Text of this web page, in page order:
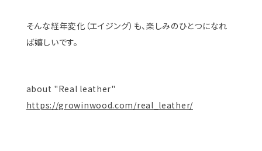
そんな経年変化（エイジング）も、楽しみのひとつになれ
ば嬉しいです。
about "Real leather"
https://growinwood.com/real_leather/